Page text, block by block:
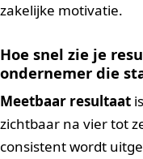
zakelijke motivatie.
Hoe snel zie je
ondernemer die
Meetbaar resultaat
zichtbaar na vier tot
consistent wordt